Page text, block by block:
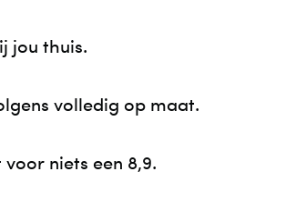
jou thuis.
volledig op maat.
niets een 8,9.